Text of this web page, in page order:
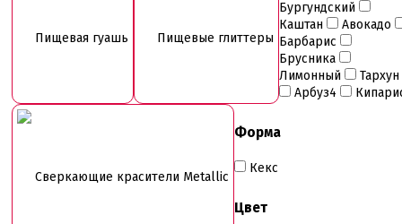
Пищевая гуашь Пищевые глиттеры
Сверкающие красители Metallic
Бургундский
Каштан
Авокадо
Барбарис
Брусника
Лимонный
Тархун
Арбуз4
Форма
Кекс
Цвет